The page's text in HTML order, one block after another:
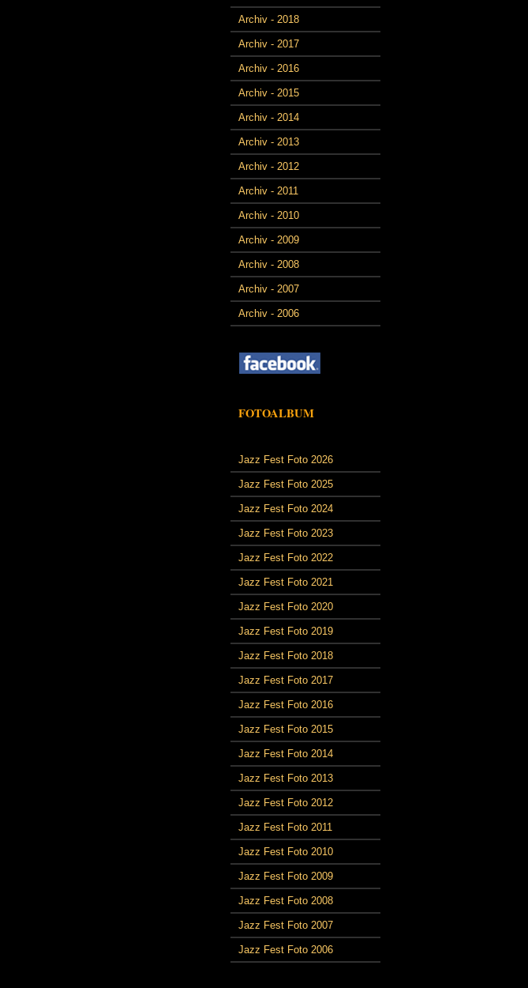
Archiv - 2018
Archiv - 2017
Archiv - 2016
Archiv - 2015
Archiv - 2014
Archiv - 2013
Archiv - 2012
Archiv - 2011
Archiv - 2010
Archiv - 2009
Archiv - 2008
Archiv - 2007
Archiv - 2006
FOTOALBUM
Jazz Fest Foto 2026
Jazz Fest Foto 2025
Jazz Fest Foto 2024
Jazz Fest Foto 2023
Jazz Fest Foto 2022
Jazz Fest Foto 2021
Jazz Fest Foto 2020
Jazz Fest Foto 2019
Jazz Fest Foto 2018
Jazz Fest Foto 2017
Jazz Fest Foto 2016
Jazz Fest Foto 2015
Jazz Fest Foto 2014
Jazz Fest Foto 2013
Jazz Fest Foto 2012
Jazz Fest Foto 2011
Jazz Fest Foto 2010
Jazz Fest Foto 2009
Jazz Fest Foto 2008
Jazz Fest Foto 2007
Jazz Fest Foto 2006